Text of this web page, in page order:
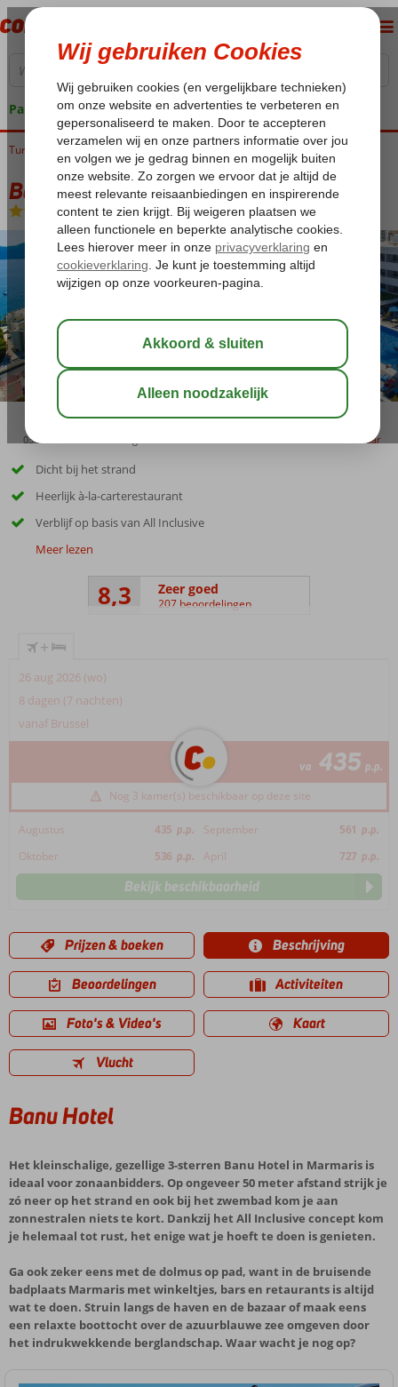
Pakketgarantie
Home
Turkije Egeische kust Marmaris Marmaris-Centrum Banu Hotel
Banu Hotel
All Inclusive-Hotel
03:30 bewaar
Dicht bij het strand
Heerlijk à-la-carterestaurant
Verblijf op basis van All Inclusive
Meer lezen
8,3 Zeer goed
207 beoordelingen
+
26 aug 2026 (wo)
8 dagen (7 nachten)
vanaf Brussel
va 435 p.p.
Nog 3 kamer(s) beschikbaar op deze site
Augustus 435 p.p. September 561 p.p.
Oktober
536 p.p. April 727 p.p.
Bekijk beschikbaarheid
Prijzen & boeken Beschrijving
Beoordelingen Activiteiten
Foto's & Video's Kaart
Vlucht
Banu Hotel
Het kleinschalige, gezellige 3-sterren Banu Hotel in Marmaris is
ideaal voor zonaanbidders. Op ongeveer 50 meter afstand strijk je
zó neer op het strand en ook bij het zwembad kom je aan
zonnestralen niets te kort. Dankzij het All Inclusive concept kom
je helemaal tot rust, het enige wat je hoeft te doen is genieten.
Ga ook zeker eens met de dolmus op pad, want in de bruisende
badplaats Marmaris met winkeltjes, bars en retaurants is altijd
wat te doen. Struin langs de haven en de bazaar of maak eens
een relaxte boottocht over de azuurblauwe zee omgeven door
het indrukwekkende berglandschap. Waar wacht je nog op?